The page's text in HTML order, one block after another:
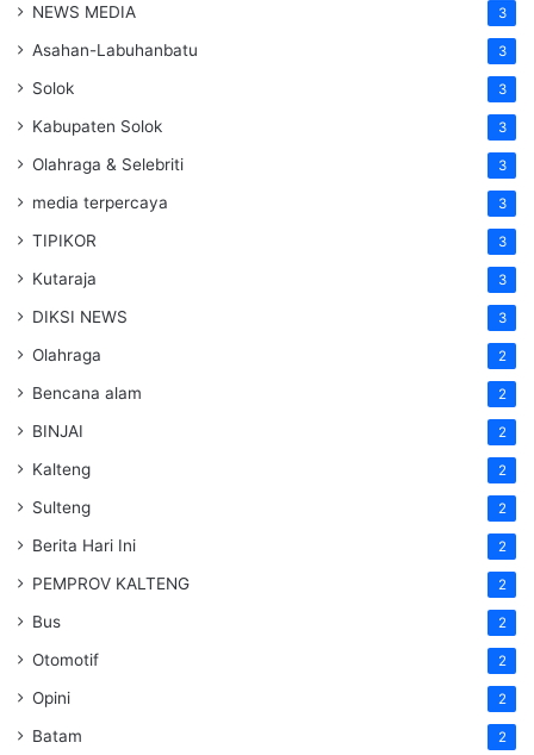
NEWS MEDIA 3
Asahan-Labuhanbatu 3
Solok 3
Kabupaten Solok 3
Olahraga & Selebriti 3
media terpercaya 3
TIPIKOR 3
Kutaraja 3
DIKSI NEWS 3
Olahraga 2
Bencana alam 2
BINJAI 2
Kalteng 2
Sulteng 2
Berita Hari Ini 2
PEMPROV KALTENG 2
Bus 2
Otomotif 2
Opini 2
Batam 2